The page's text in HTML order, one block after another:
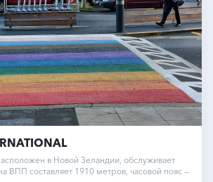
в Новой Зеландии, обслуживает
ВПП составляет 1910 метров, часовой пояс —